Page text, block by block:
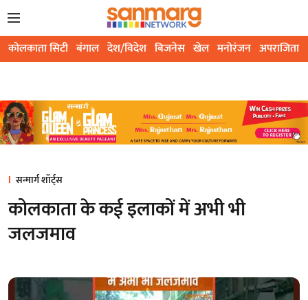
कोलकाता सिटी बंगाल देश/विदेश बिजनेस खेल मनोरंजन अपराजिता
सन्मार्ग शॉर्ट्स
कोलकाता के कई इलाकों में अभी भी
जलजमाव